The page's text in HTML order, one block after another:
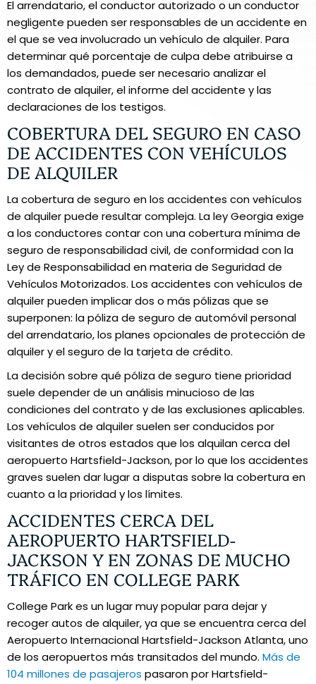
El arrendatario, el conductor autorizado o un conductor
negligente pueden ser responsables de un accidente en
el que se vea involucrado un vehículo de alquiler. Para
determinar qué porcentaje de culpa debe atribuirse a
los demandados, puede ser necesario analizar el
contrato de alquiler, el informe del accidente y las
declaraciones de los testigos.
COBERTURA DEL SEGURO EN CASO
DE ACCIDENTES CON VEHÍCULOS
DE ALQUILER
La cobertura de seguro en los accidentes con vehículos
de alquiler puede resultar compleja. La ley Georgia exige
a los conductores contar con una cobertura mínima de
seguro de responsabilidad civil, de conformidad con la
Ley de Responsabilidad en materia de Seguridad de
Vehículos Motorizados. Los accidentes con vehículos de
alquiler pueden implicar dos o más pólizas que se
superponen: la póliza de seguro de automóvil personal
del arrendatario, los planes opcionales de protección de
alquiler y el seguro de la tarjeta de crédito.
La decisión sobre qué póliza de seguro tiene prioridad
suele depender de un análisis minucioso de las
condiciones del contrato y de las exclusiones aplicables.
Los vehículos de alquiler suelen ser conducidos por
visitantes de otros estados que los alquilan cerca del
aeropuerto Hartsfield-Jackson, por lo que los accidentes
graves suelen dar lugar a disputas sobre la cobertura en
cuanto a la prioridad y los límites.
ACCIDENTES CERCA DEL
AEROPUERTO HARTSFIELD-
JACKSON Y EN ZONAS DE MUCHO
TRÁFICO EN COLLEGE PARK
College Park es un lugar muy popular para dejar y
recoger autos de alquiler, ya que se encuentra cerca del
Aeropuerto Internacional Hartsfield-Jackson Atlanta, uno
de los aeropuertos más transitados del mundo. Más de
104 millones de pasajeros pasaron por Hartsfield-